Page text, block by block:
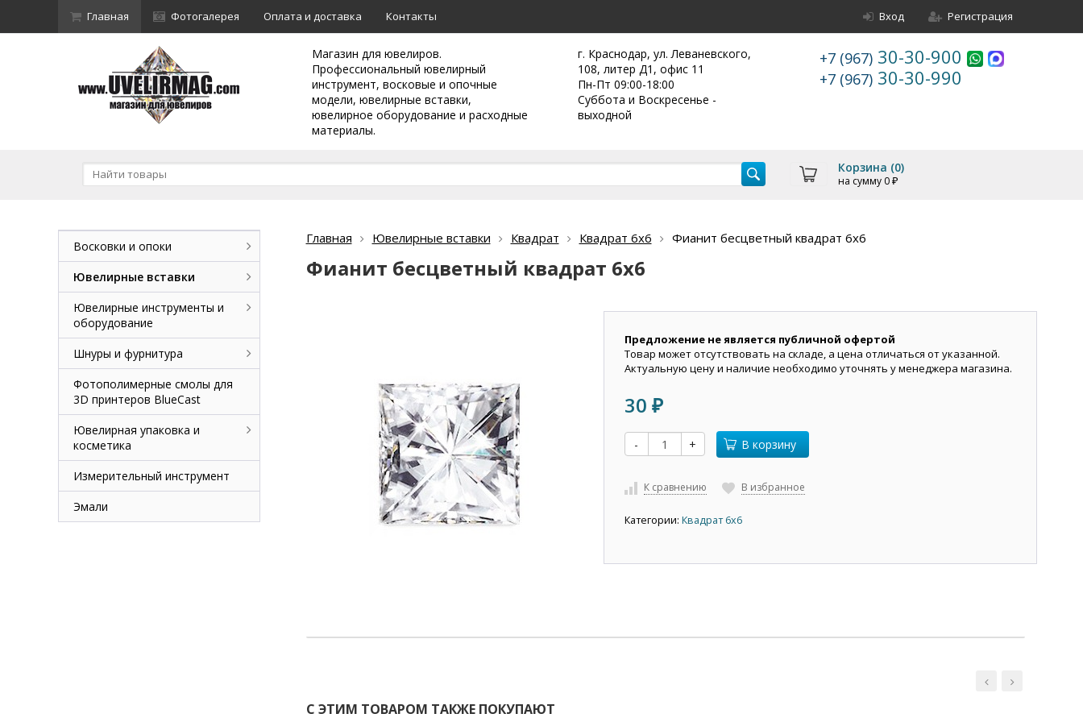
Главная Фотогалерея Оплата и доставка Контакты Вход Регистрация
Магазин для ювелиров.
Профессиональный ювелирный
инструмент, восковые и опочные
модели, ювелирные вставки,
ювелирное оборудование и расходные
материалы.
г. Краснодар, ул. Леваневского,
108, литер Д1, офис 11
Пн-Пт 09:00-18:00
Суббота и Воскресенье -
выходной
+7 (967) 30-30-900
+7 (967) 30-30-990
Корзина (0)
на сумму 0 ₽
Главная Ювелирные вставки Квадрат Квадрат 6х6 Фианит бесцветный квадрат 6х6
Фианит бесцветный квадрат 6х6
Предложение не является публичной офертой
Товар может отсутствовать на складе, а цена отличаться от указанной.
Актуальную цену и наличие необходимо уточнять у менеджера магазина.
30 ₽
- + В корзину
К сравнению В избранное
Категории: Квадрат 6х6
С ЭТИМ ТОВАРОМ ТАКЖЕ ПОКУПАЮТ
Восковки и опоки
Ювелирные вставки
Ювелирные инструменты и
оборудование
Шнуры и фурнитура
Фотополимерные смолы для
3D принтеров BlueCast
Ювелирная упаковка и
косметика
Измерительный инструмент
Эмали